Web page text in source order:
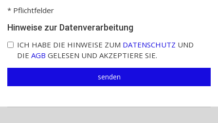
* Pflichtfelder
Hinweise zur Datenverarbeitung
ICH HABE DIE HINWEISE ZUM DATENSCHUTZ UND
DIE AGB GELESEN UND AKZEPTIERE SIE.